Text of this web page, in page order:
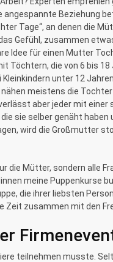
angespannte Beziehung
Tage“, an denen die
Gefühl, zusammen
Idee für einen Mutter
Töchtern, die von 6 bis
unter 12
meistens die
aber jeder mit
sie selber genäht haben
wird die Großmutter
die Mütter, sondern alle
meine Puppenkurse
die ihrer liebsten
Zeit zusammen mit den
teilnehmen musste.